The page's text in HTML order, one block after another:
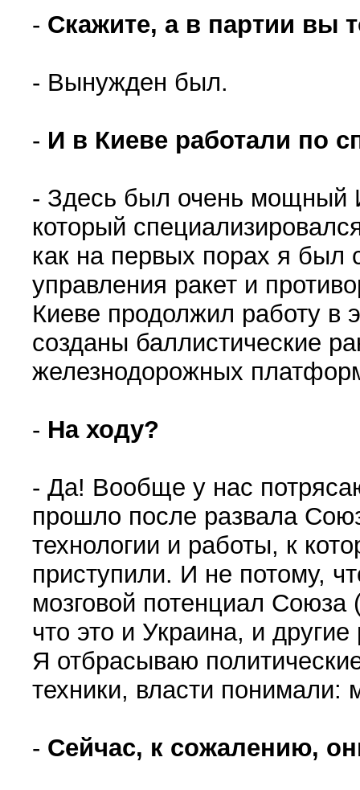
- Скажите, а в партии вы
- Вынужден был.
- И в Киеве работали по
- Здесь был очень мощный
который
как на первых порах я был
управления ракет и
Киеве продолжил работу в
созданы баллистические
железнодорожных
- На ходу?
- Да! Вообще у нас
прошло после развала
технологии и работы, к
приступили. И не потому,
мозговой потенциал Союза
что это и Украина, и
Я отбрасываю
техники, власти понимали:
- Сейчас, к сожалению,